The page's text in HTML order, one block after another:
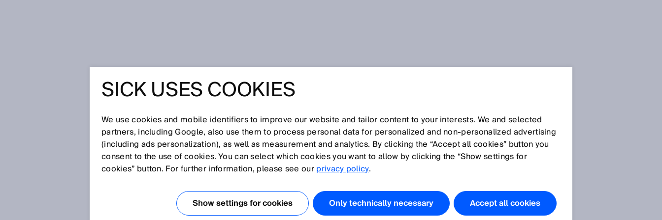
DECLARAÇÃO DE
PRIVACIDADE
A SICK tem a satisfação de verificar a sua visita nas nossas páginas web e o seu interesse
privada é um assunto muito importante para nós e desejamos que você se sinta seguro
ao visitar as nossas páginas web. Para esta finalidade, iremos esclarecer a seguir quais
s de
privacidade
Declaração de Privacidade
SICK AppPool
Privacy policy SICK brand
SICK USES COOKIES
We use cookies and mobile identifiers to improve our website and tailor content to your interests. We and selected
partners, including Google, also use them to process personal data for personalized and non‑personalized advertising
(including ads personalization), as well as measurement and analytics. By clicking the “Accept all cookies” button you
consent to the use of cookies. You can select which cookies you want to allow by clicking the “Show settings for
cookies” button. For further information, please see ourprivacy policy.
Show settings for cookies Only technically necessary Accept all cookies